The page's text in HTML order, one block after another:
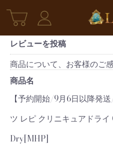
レビューを投稿
商品について、お客様のご
商品名
【予約開始/9月6日以降発
ツ レピ クリニキュアドラ
Dry[MHP]